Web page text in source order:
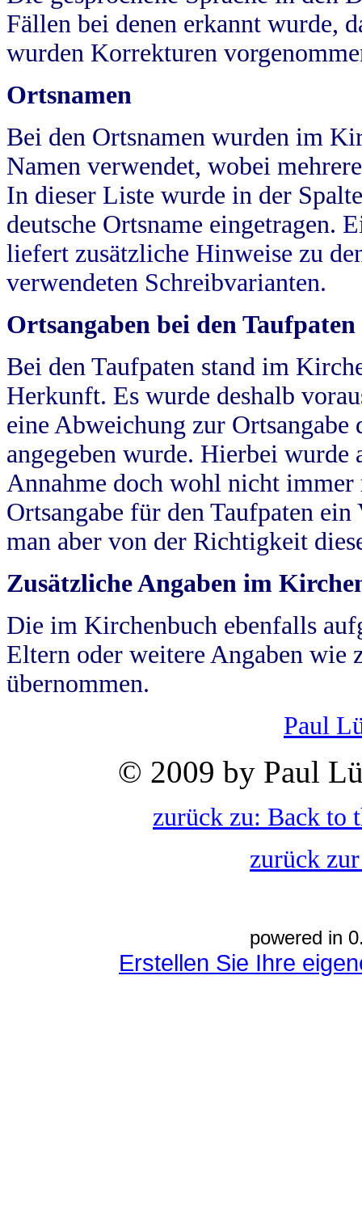
Fällen bei denen erkannt wurde,
wurden Korrekturen
Ortsnamen
Bei den Ortsnamen wurden im
Namen verwendet, wobei
In dieser Liste wurde in der
deutsche Ortsname eingetragen.
liefert zusätzliche Hinweise zu
verwendeten Schreibvarianten.
Ortsangaben bei den Taufpaten
Bei den Taufpaten stand im
Herkunft. Es wurde deshalb
eine Abweichung zur
angegeben wurde. Hierbei wurde
Annahme doch wohl nicht
Ortsangabe für den Taufpaten
man aber von der Richtigkeit
Zusätzliche Angaben im
Die im Kirchenbuch ebenfalls
Eltern oder weitere Angaben wie
übernommen.
Paul
© 2009 by Paul
zurück zu: Back to
zurück
powered in
Erstellen Sie Ihre